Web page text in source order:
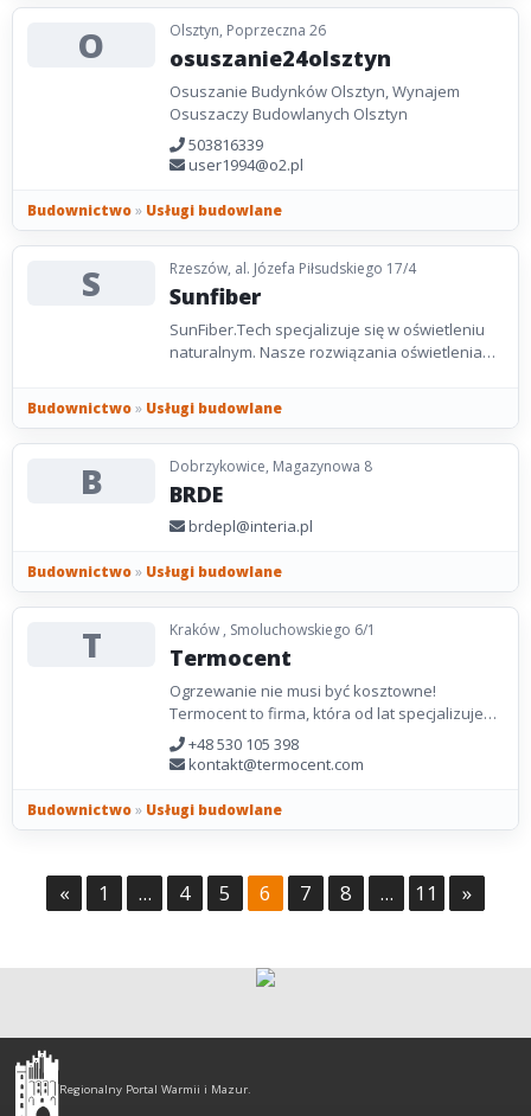
O Olsztyn, Poprzeczna 26
osuszanie24olsztyn
Osuszanie Budynków Olsztyn, Wynajem
Osuszaczy Budowlanych Olsztyn
503816339
user1994@o2.pl
Budownictwo» Usługi budowlane
S Rzeszów, al. Józefa Piłsudskiego 17/4
Sunfiber
SunFiber.Tech specjalizuje się w oświetleniu
naturalnym. Nasze rozwiązania oświetlenia
Budownictwo» Usługi budowlane
B Dobrzykowice, Magazynowa 8
BRDE
brdepl@interia.pl
Budownictwo» Usługi budowlane
T Kraków , Smoluchowskiego 6/1
Termocent
Ogrzewanie nie musi być kosztowne!
Termocent to firma, która od lat specjalizuje
się w badaniach termowizyjnych na terenie
całej Polski....
+48 530 105 398
kontakt@termocent.com
Budownictwo» Usługi budowlane
« 1 ... 4 5 6 7 8 ... 11 »
Olsztyn
-
Regionalny Portal Warmii i Mazur.